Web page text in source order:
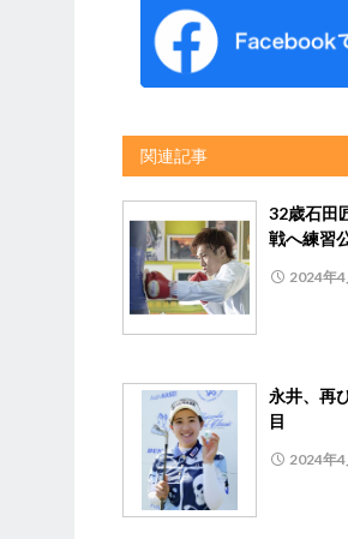
関連記事
32歳石田
戦へ練習
2024年
永井、再
目
2024年